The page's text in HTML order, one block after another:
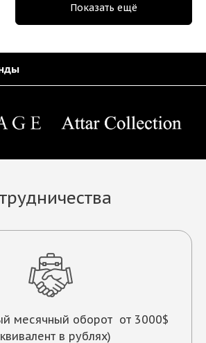
Показать ещё
месячный оборот от 3000$
в рублях)